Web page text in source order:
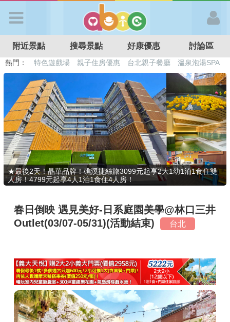
APP登入
首 頁
搜尋景點
好康優惠
最新消息
最新留言
推薦景點
討論區
附近景點 搜尋景點 好康優惠 討論區
熱門： 溜滑梯民宿 觀光工廠 DIY摘果
日本親子景點
特色遊戲場
親子住房優惠 台北親子餐廳 溫泉泡湯SPA
★最後2天！晶華品牌！礁溪捷絲旅3099元起享2大1幼1泊1食住雙
人房！4799元起享4人1泊1食住4人房！
春日倒映 遇見美好-日系庭園美學@林口三井
Outlet(03/07-05/31)(活動結束)
台北